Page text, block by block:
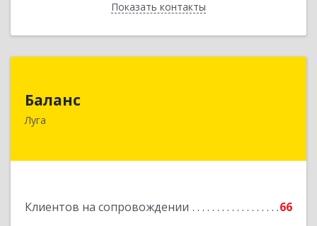
Показать контакты
Назад
Баланс
Луга
Клиентов на сопровождении 66
Подробнее